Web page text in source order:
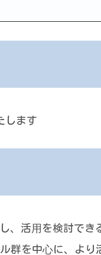
します
、活⽤を検討でき
群を中⼼に、よ